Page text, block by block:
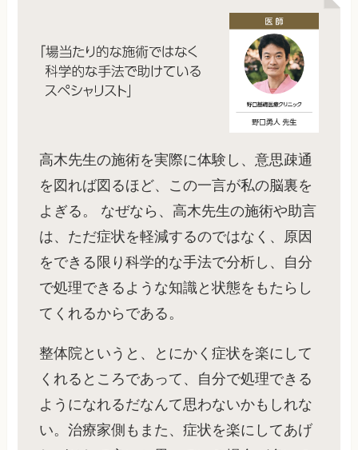
高木先生の施術を実際に体験し、意思疎通
を図れば図るほど、この一言が私の脳裏を
よぎる。 なぜなら、高木先生の施術や助言
は、ただ症状を軽減するのではなく、原因
をできる限り科学的な手法で分析し、自分
で処理できるような知識と状態をもたらし
てくれるからである。
整体院というと、とにかく症状を楽にして
くれるところであって、自分で処理できる
ようになれるだなんて思わないかもしれな
い。治療家側もまた、症状を楽にしてあげ